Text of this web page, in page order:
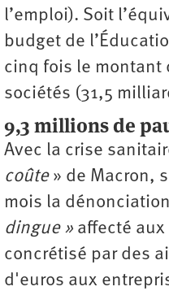
l’emploi). Soit
budget de
cinq fois le montant
sociétés (31,5
9,3 millions de
Avec la crise
coûte » de Macron,
mois la
dingue » affecté
concrétisé par des
d'euros aux